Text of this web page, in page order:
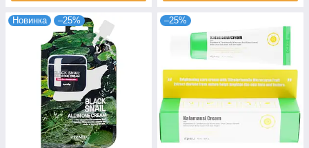
Новинка –25% –25%